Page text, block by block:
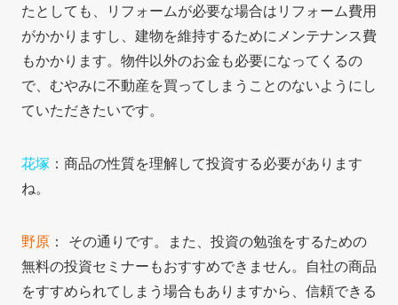
たとしても、リフォームが必要な場合はリフォーム費用
がかかりますし、建物を維持するためにメンテナンス費
もかかります。物件以外のお金も必要になってくるの
で、むやみに不動産を買ってしまうことのないようにし
ていただきたいです。
花塚 ：商品の性質を理解して投資する必要があります
ね。
野原 ： その通りです。また、投資の勉強をするための
無料の投資セミナーもおすすめできません。自社の商品
をすすめられてしまう場合もありますから、信頼できる